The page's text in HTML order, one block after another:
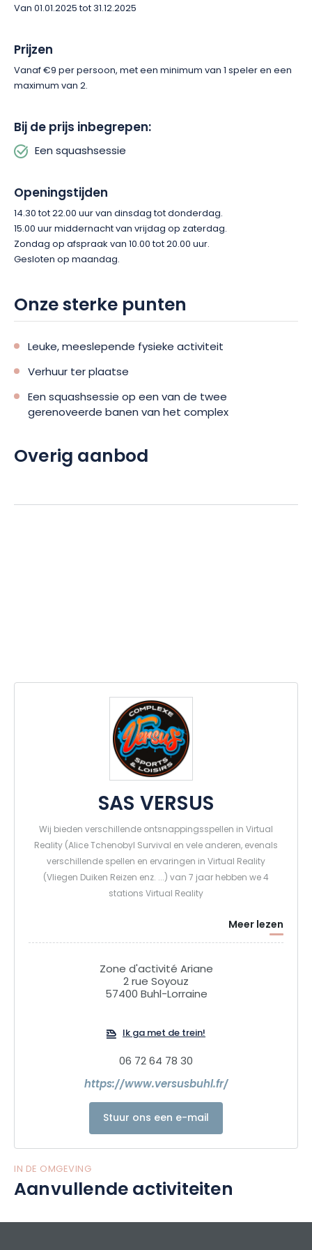
Van 01.01.2025 tot 31.12.2025
Prijzen
Vanaf €9 per persoon, met een minimum van 1 speler en een
maximum van 2.
Bij de prijs inbegrepen:
Een squashsessie
Openingstijden
14.30 tot 22.00 uur van dinsdag tot donderdag.
15.00 uur middernacht van vrijdag op zaterdag.
Zondag op afspraak van 10.00 tot 20.00 uur.
Gesloten op maandag.
Onze sterke punten
Leuke, meeslepende fysieke activiteit
Verhuur ter plaatse
Een squashsessie op een van de twee
gerenoveerde banen van het complex
Overig aanbod
SAS VERSUS
Wij bieden verschillende ontsnappingsspellen in Virtual
Reality (Alice Tchenobyl Survival en vele anderen, evenals
verschillende spellen en ervaringen in Virtual Reality
(Vliegen Duiken Reizen enz. ...) van 7 jaar hebben we 4
stations Virtual Reality
Meer lezen
Zone d'activité Ariane
2 rue Soyouz
57400 Buhl-Lorraine
Ik ga met de trein!
06 72 64 78 30
https://www.versusbuhl.fr/
Stuur ons een e-mail
IN DE OMGEVING
Aanvullende activiteiten